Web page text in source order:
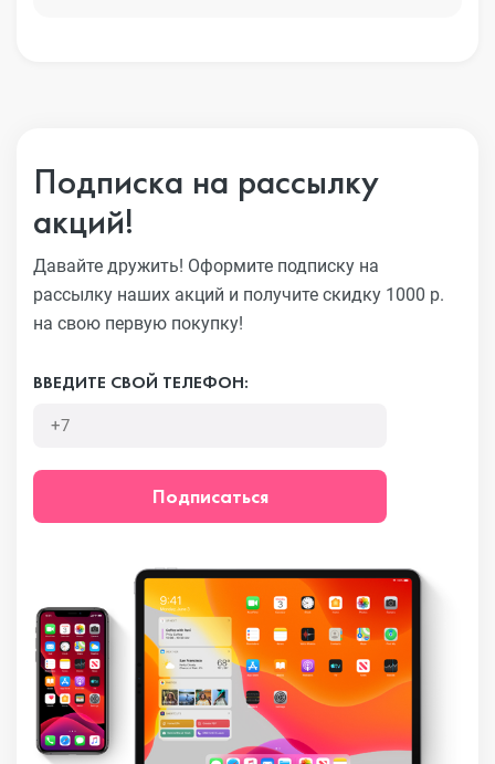
Подписка на рассылку
акций!
Давайте дружить! Оформите подписку на
рассылку наших акций и получите скидку 1000 р.
на свою первую покупку!
ВВЕДИТЕ СВОЙ ТЕЛЕФОН:
Подписаться